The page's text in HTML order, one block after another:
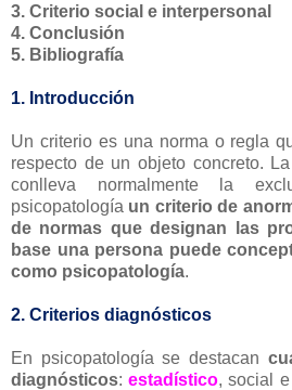
3. Criterio social e interpersonal
4. Conclusión
5. Bibliografía
1. Introducción
Un criterio es una norma o regla
respecto de un objeto concreto.
conlleva normalmente la
psicopatología un criterio de
de normas que designan las
base una persona puede
como psicopatología.
2. Criterios diagnósticos
En psicopatología se destacan
diagnósticos:estadístico, social